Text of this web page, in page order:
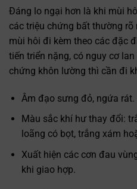
Đáng lo ngại hơn là khi mùi
các triệu chứng bất thường rõ
mùi hôi đi kèm theo các đặc
tiến triển nặng, có nguy cơ
chứng khôn lường thì cần đi
Âm đạo sưng đỏ, ngứa rát.
Màu sắc khí hư thay đổi:
loãng có bọt, trắng xám
Xuất hiện các cơn đau
khi giao hợp.